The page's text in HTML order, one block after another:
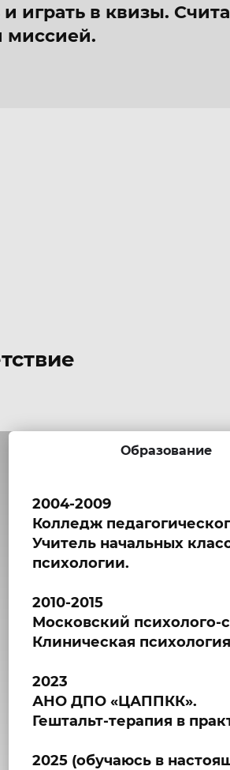
играть в квизы.
миссией.
Образование
2004-2009
Колледж
Учитель начальных
психологии.
2010-2015
Московский психолого-
Клиническая
2023
АНО ДПО «ЦАППКК».
Гештальт-терапия в
2025 (обучаюсь в